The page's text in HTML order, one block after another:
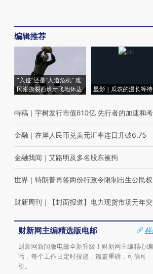
编辑推荐
“入侵”还是“人道危机” 难
民潮撕裂西班牙飞地休达
显影｜瓜农的漫长等待
特稿 ｜ 宇树发行市值610亿 先行者的加速和
金融 ｜ 在岸人民币兑美元汇率连日升破6.75
金融我闻 ｜ 艾路明及多名股东被拘
世界 ｜ 特朗普再签两份行政令限制出生公民权
财新周刊 ｜ 【封面报道】电力现货市场元年
财新网主编精选版电邮
样
财新网新闻版电邮全新升级！财新网主编精心编
写，每个工作日定时投递，篇篇重磅，可信可
引。